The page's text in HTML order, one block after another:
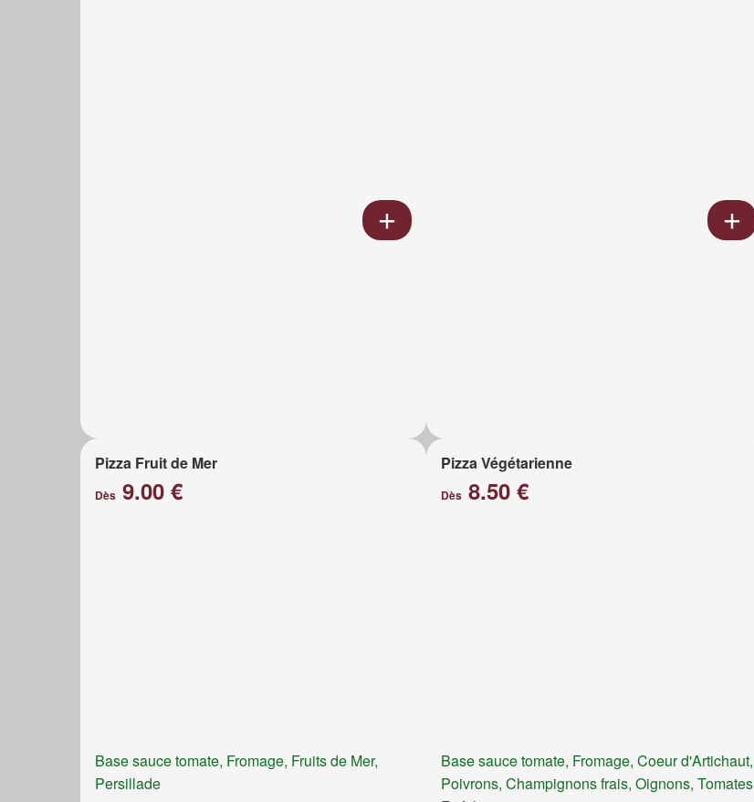
Pizza Fruit de Mer
Dès 9.00 €
Base sauce tomate, Fromage, Fruits de Mer,
Persillade
Pizza Végétarienne
Dès8.50 €
Base sauce tomate, Fromage, Coeur d'Artichaut,
Poivrons, Champignons frais, Oignons, Tomates